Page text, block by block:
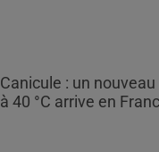
Canicule : un
à 40 °C arrive en